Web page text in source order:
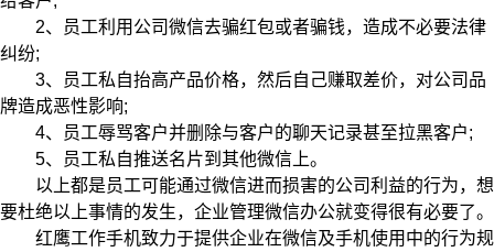
2、员工利用公司微信去骗红包或者骗钱，造成不必要法律
纠纷;
3、员工私自抬高产品价格，然后自己赚取差价，对公司品
牌造成恶性影响;
4、员工辱骂客户并删除与客户的聊天记录甚至拉黑客户;
5、员工私自推送名片到其他微信上。
以上都是员工可能通过微信进而损害的公司利益的行为，想
要杜绝以上事情的发生，企业管理微信办公就变得很有必要了。
红鹰工作手机致力于提供企业在微信及手机使用中的行为规